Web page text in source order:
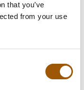
that you’ve
from your use
on korkein
–
ja soveltaa
13 luvun